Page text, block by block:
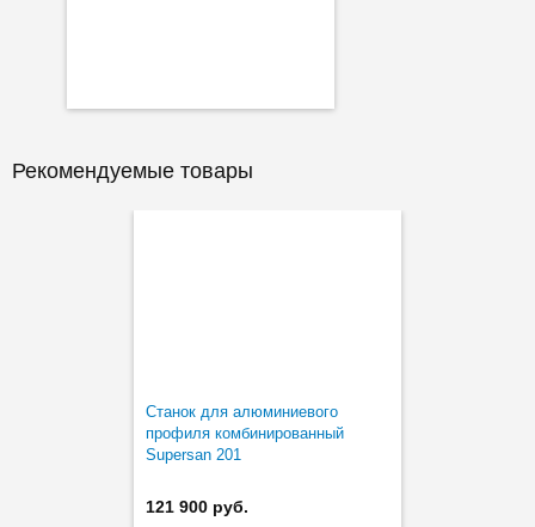
Рекомендуемые товары
Станок для алюминиевого
профиля комбинированный
Supersan 201
121 900 руб.